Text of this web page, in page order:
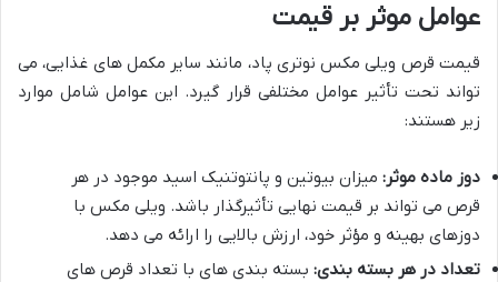
عوامل موثر بر قیمت
قیمت قرص ویلی مکس نوتری پاد، مانند سایر مکمل های غذایی، می
تواند تحت تأثیر عوامل مختلفی قرار گیرد. این عوامل شامل موارد
زیر هستند:
دوز ماده موثر: میزان بیوتین و پانتوتنیک اسید موجود در هر
قرص می تواند بر قیمت نهایی تأثیرگذار باشد. ویلی مکس با
دوزهای بهینه و مؤثر خود، ارزش بالایی را ارائه می دهد.
تعداد در هر بسته بندی: بسته بندی های با تعداد قرص های